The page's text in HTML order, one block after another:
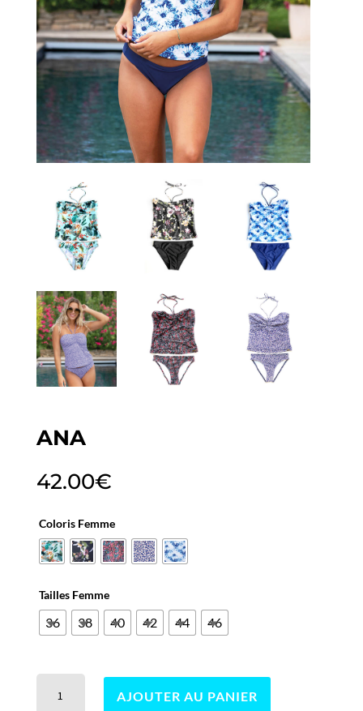
ANA
42.00€
Coloris Femme
Tailles Femme
36 38 40 42 44 46
AJOUTER AU PANIER